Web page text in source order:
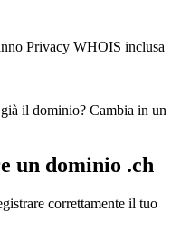
Privacy WHOIS inclusa
il dominio? Cambia in un
un dominio .ch
correttamente il tuo